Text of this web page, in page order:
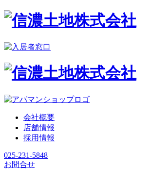
会社概要
店舗情報
採用情報
025-231-5848
お問合せ